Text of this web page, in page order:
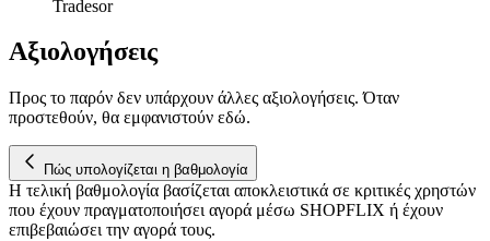
διεύθυνση IP σας, χρησιμοποιώντας τεχνολογία όπως cookies
για να αποθηκεύουμε και να έχουμε πρόσβαση σε πληροφορίες
διαφημίσεων και περιεχομένου, τις μετρήσεις σχετικά με
διαφημίσεις και περιεχόμενο, την καλύτερη εικόνα του κοινού
μας και την ανάπτυξη προϊόντων. Επίσης, κοινοποιούμε
πληροφορίες σχετικά με την από μέρους σας χρήση της
τοποθεσίας μας στους συνεργάτες μέσων κοινωνικής
δικτύωσης, διαφημίσεων και ανάλυσης.
Tradesor
Αξιολογήσεις
Προς το παρόν δεν υπάρχουν άλλες αξιολογήσεις. Όταν
προστεθούν, θα εμφανιστούν εδώ.
Πώς υπολογίζεται η βαθμολογία
Η τελική βαθμολογία βασίζεται αποκλειστικά σε κριτικές χρηστών
που έχουν πραγματοποιήσει αγορά μέσω SHOPFLIX ή έχουν
επιβεβαιώσει την αγορά τους.